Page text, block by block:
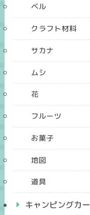
ベル
クラフト材料
サカナ
ムシ
花
フルーツ
お菓子
地図
道具
キャンピングカー